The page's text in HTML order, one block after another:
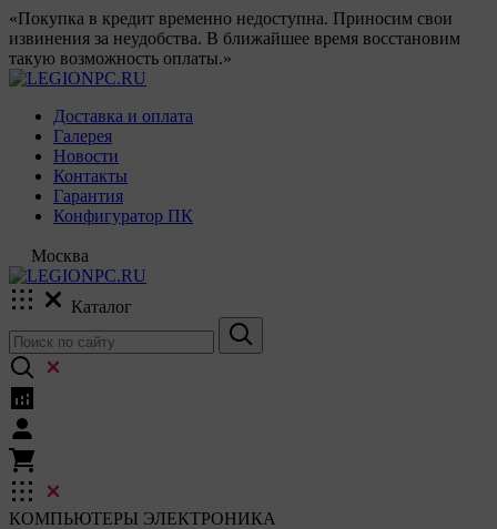
«Покупка в кредит временно недоступна. Приносим свои
извинения за неудобства. В ближайшее время восстановим
такую возможность оплаты.»
Доставка и оплата
Галерея
Новости
Контакты
Гарантия
Конфигуратор ПК
Москва
Каталог
КОМПЬЮТЕРЫ ЭЛЕКТРОНИКА